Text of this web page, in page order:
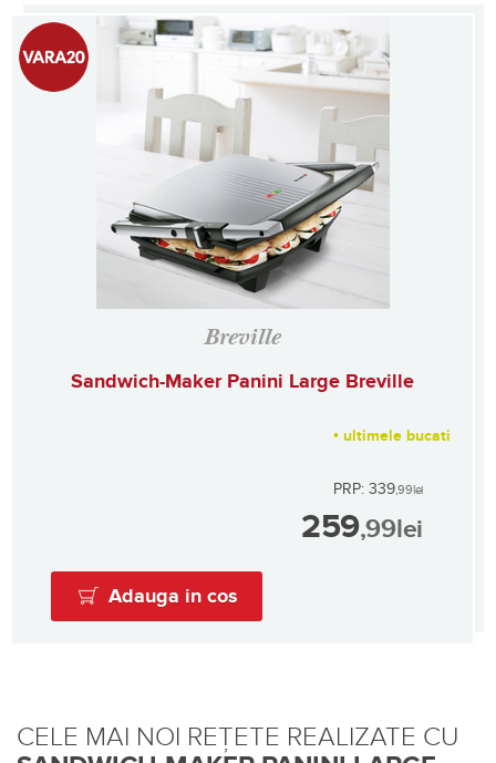
Breville
Sandwich-Maker Panini Large Breville
• ultimele bucati
PRP: 339,99lei
259,99lei
Adauga in cos
CELE MAI NOI REȚETE REALIZATE CU